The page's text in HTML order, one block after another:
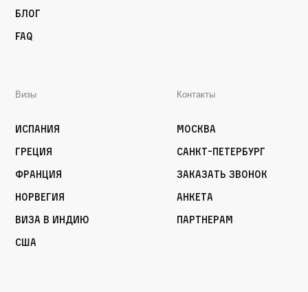
Блог
FAQ
Визы
Испания
Греция
Франция
Норвегия
Виза в Индию
США
Контакты
Москва
Санкт-Петербург
Заказать звонок
Анкета
Партнерам